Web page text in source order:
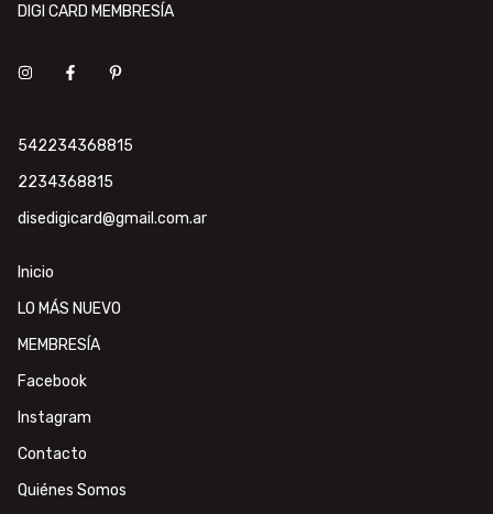
DIGI CARD MEMBRESÍA
542234368815
2234368815
disedigicard@gmail.com.ar
Inicio
LO MÁS NUEVO
MEMBRESÍA
Facebook
Instagram
Contacto
Quiénes Somos